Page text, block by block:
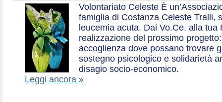
Volontariato Celeste È
famiglia di Costanza Celeste Tralli,
leucemia acuta. Dai Vo.Ce. alla tua
realizzazione del prossimo
accoglienza dove possano trovare
sostegno psicologico e solidarietà
disagio socio-economico.
Leggi ancora »